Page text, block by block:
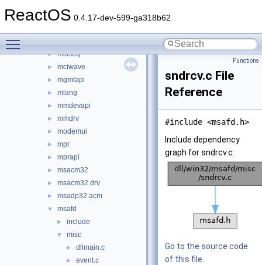
ReactOS 0.4.17-dev-599-ga318b62
► mciavi32
► mciseq
► mciwave
► mgmtapi
► mlang
► mmdevapi
► mmdrv
► modemui
► mpr
► mprapi
► msacm32
► msacm32.drv
► msadp32.acm
▼ msafd
► include
▼ misc
► dllmain.c
► event.c
Functions
sndrcv.c File
Reference
#include <msafd.h>
Include dependency
graph for sndrcv.c:
Go to the source code
of this file.